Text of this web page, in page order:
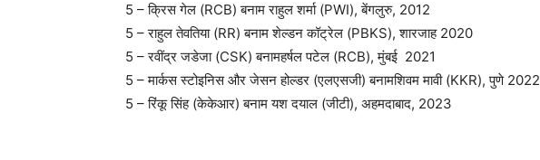
5 – क्रिस गेल (RCB) बनाम राहुल शर्मा (PWI), बेंगलुरु, 2012
5 – राहुल तेवतिया (RR) बनाम शेल्डन कॉट्रेल (PBKS), शारजाह 2020
5 – रवींद्र जडेजा (CSK) बनामहर्षल पटेल (RCB), मुंबई 2021
5 – मार्कस स्टोइनिस और जेसन होल्डर (एलएसजी) बनामशिवम मावी (KKR), पुणे 2022
5 – रिंकू सिंह (केकेआर) बनाम यश दयाल (जीटी), अहमदाबाद, 2023